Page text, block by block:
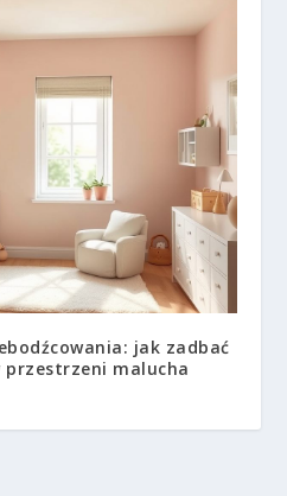
jak zadbać
malucha